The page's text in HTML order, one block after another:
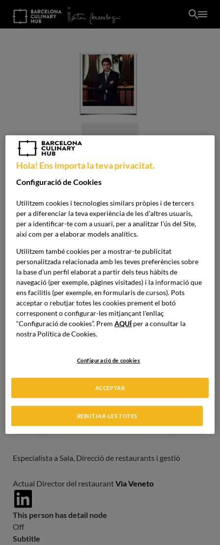
main
Pere Monje
#DIRECCIÓ #GESTIÓ
MÀSTER A FOOD & BEVERAGE
Pere Monje
Imatge
Especialista a Sala, Direcció de restaurants i gestió
Actual Director del restaurantVia Veneto
This person has detail node
Off
Subtitle
Hola! Ens importa la teva privacitat.
Configuració de Cookies
Utilitzem cookies i tecnologies similars pròpies i de tercers
per a diferenciar la teva experiència de les d'altres usuaris,
per a identificar-te com a usuari, per a analitzar l'ús del Site,
així com per a elaborar models analítics.
Utilitzem també cookies per a mostrar-te publicitat
personalitzada relacionada amb les teves preferències sobre
la base d'un perfil elaborat a partir dels teus hàbits de
navegació (per exemple, pàgines visitades) i la informació que
ens facilitis (per exemple, en formularis de cursos). Pots
acceptar o rebutjar totes les cookies prement el botó
corresponent o configurar-les mitjançant l'enllaç
“Configuració de cookies”. PremAQUÍ per a consultar la
nostra Política de Cookies.
Configuració de cookies
REBUTJAR-LES TOTES
ACCEPTAR